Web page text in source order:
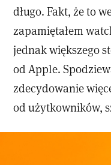
długo. Fakt, że to
zapamiętałem
jednak większego
od Apple.
zdecydowanie
od użytkowników,